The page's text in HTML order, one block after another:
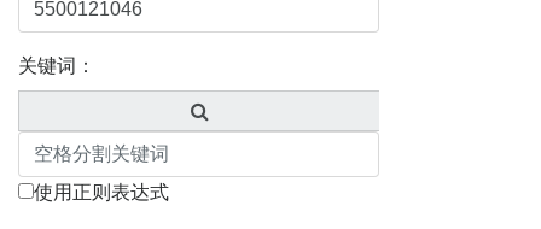
关键词：
使用正则表达式